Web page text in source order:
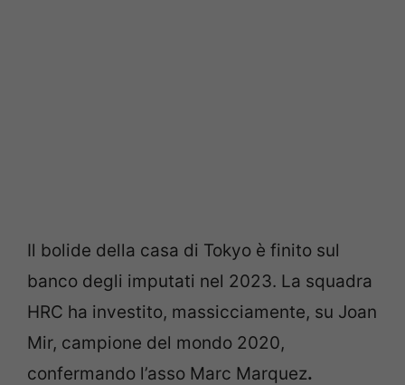
Il bolide della casa di Tokyo è finito sul
banco degli imputati nel 2023. La squadra
HRC ha investito, massicciamente, su Joan
Mir, campione del mondo 2020,
confermando l’asso Marc Marquez.